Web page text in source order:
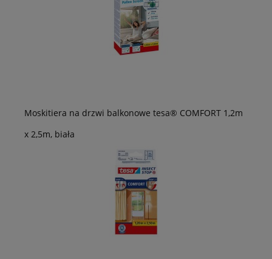
Moskitiera na drzwi balkonowe tesa® COMFORT 1,2m
x 2,5m, biała